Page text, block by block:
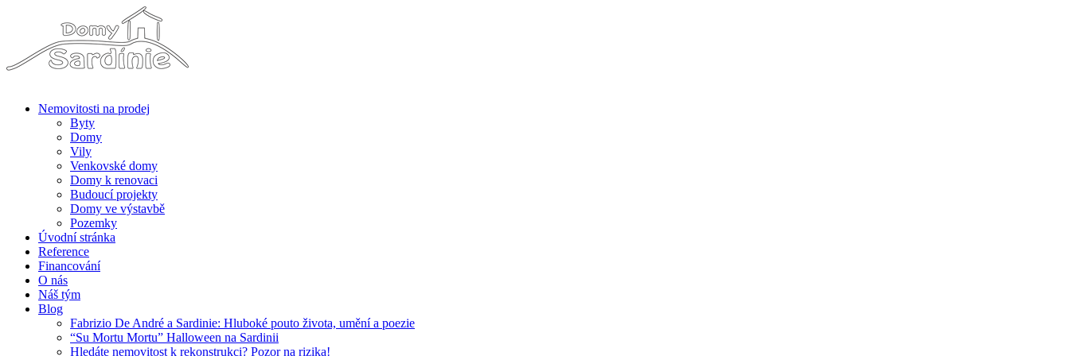
Nemovitosti na prodej
Byty
Domy
Vily
Venkovské domy
Domy k renovaci
Budoucí projekty
Domy ve výstavbě
Pozemky
Úvodní stránka
Reference
Financování
O nás
Náš tým
Blog
Fabrizio De André a Sardinie: Hluboké pouto života, umění a poezie
“Su Mortu Mortu” Halloween na Sardinii
Hledáte nemovitost k rekonstrukci? Pozor na rizika!